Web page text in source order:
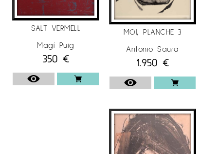
SALT VERMELL
Magí Puig
350 €
MOI, PLANCHE 3
Antonio Saura
1.950 €